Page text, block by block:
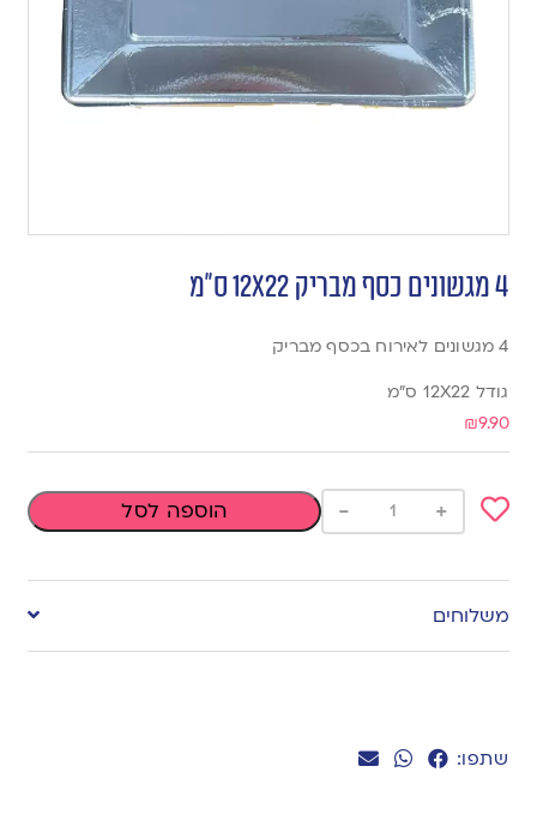
שתפו:
4 מגשונים כסף מבריק 12X22 ס”מ
4 מגשונים לאירוח בכסף מבריק
גודל 12X22 ס”מ
₪9.90
to
wishlist
+
- הוספה לסל
משלוחים